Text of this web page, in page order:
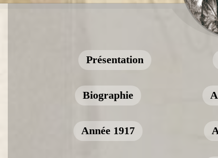
Présentation
Biographie
Année 1917